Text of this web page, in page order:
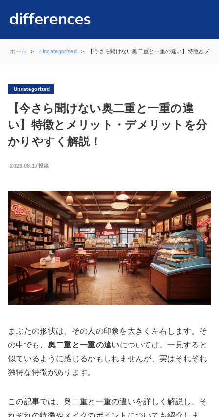
ホーム Uncategorized 【今さら聞けない奥二重と一重の違い】特徴とメ
Uncategorized
【今さら聞けない奥二重と一重の違
い】特徴とメリット・デメリットを分
かりやすく解説！
2023.08.17投稿
まぶたの形状は、その人の印象を大きく左右します。そ
の中でも、 奥二重と一重の違いについては、一見すると
似ているように感じるかもしれませんが、実はそれぞれ
独特な特徴があります。
この記事では、奥二重と一重の違いを詳しく解説し、そ